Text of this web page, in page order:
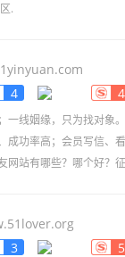
.
4 4
一线姻缘，只为找对象
成功率高；会员写信、
网站有哪些？哪个好？
3 5